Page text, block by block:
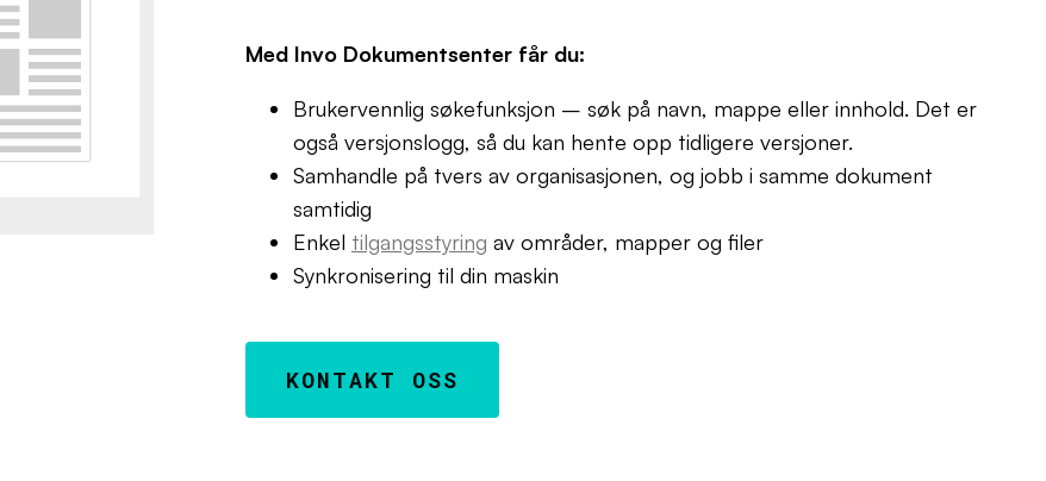
Med Invo Dokumentsenter får du:
Brukervennlig søkefunksjon – søk på navn, mappe eller innhold. Det er
også versjonslogg, så du kan hente opp tidligere versjoner.
Samhandle på tvers av organisasjonen, og jobb i samme dokument
samtidig
Enkel tilgangsstyring av områder, mapper og filer
Synkronisering til din maskin
KONTAKT OSS